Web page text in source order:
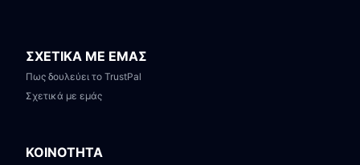
ΣΧΕΤΙΚΑ ΜΕ ΕΜΑΣ
Πως δουλεύει το TrustPal
Σχετικά με εμάς
ΚΟΙΝΟΤΗΤΑ